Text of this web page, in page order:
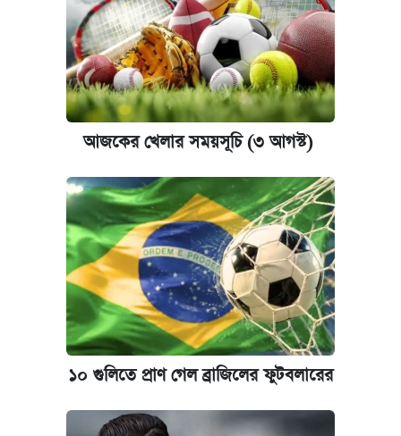
আজকের খেলার সময়সূচি (৩ আগস্ট)
১০ গুলিতে প্রাণ গেল ব্রাজিলের ফুটবলারের